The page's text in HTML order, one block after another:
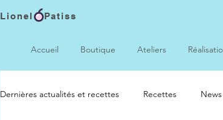
Lionel Patiss
Accueil Boutique Ateliers
Dernières actualités et recettes Recettes